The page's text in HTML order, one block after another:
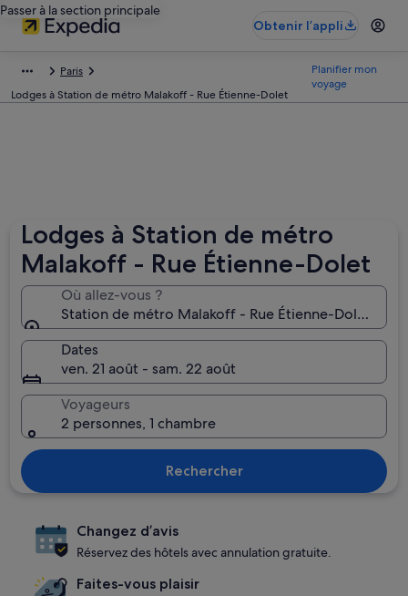
Passer à la section principale
Obtenir l’appli
Paris
Lodges à Station de métro Malakoff - Rue Étienne-Dolet
Planifier mon
voyage
Lodges à Station de métro
Malakoff - Rue Étienne-Dolet
Où allez-vous ?
Station de métro Malakoff - Rue Étienne-Dolet,
Dates
ven. 21 août - sam. 22 août
Voyageurs
2 personnes, 1 chambre
Rechercher
Changez d’avis
Réservez des hôtels avec annulation gratuite.
Faites-vous plaisir